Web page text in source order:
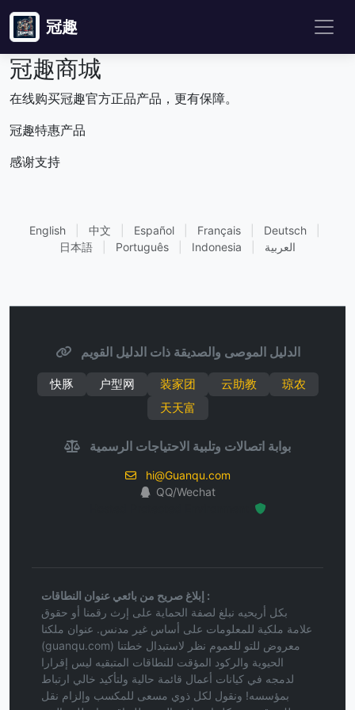
冠趣
冠趣商城
在线购买冠趣官方正品产品，更有保障。
冠趣特惠产品
感谢支持
English 中文 Español Français Deutsch
日本語
Português Indonesia العربية
الدليل الموصى والصديقة ذات الدليل القويم
快豚 户型网 装家团 云助教
琼农
天天富
بوابة اتصالات وتلبية الاحتياجات الرسمية
hi@Guanqu.com
QQ/Wechat
إبلاغ صريح من بائعي عنوان النطاقات :
بكل أريحيه نبلغ لصفة الحماية على إرث رقمنا أو حقوق
علامة ملكية للمعلومات على أساس غير مدنس. عنوان ملكنا
(guanqu.com) معروض للتو للعموم نظر لاستبدال خطتنا
الحيوية والركود المؤقت للنطاقات المتبقيه ليس إقرارا
لدمجه في كيانات أعمال قائمة حالية ولتأكيد خالي ارتباط
بمؤسسه! ونقول لكل ذوي مسعى للمكسب وإلزام نقل